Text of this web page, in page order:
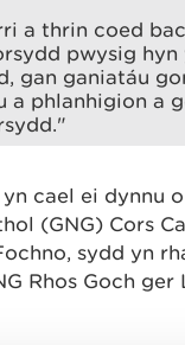
a thrin coed
pwysig hyn
gan ganiatáu
a phlanhigion a
cael ei dynnu
(GNG) Cors
sydd yn
Rhos Goch